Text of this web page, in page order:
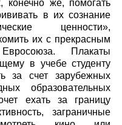
же, помогать
в их сознание
ценности»,
их с прекрасным
Плакаты
в учебе студенту
за счет зарубежных
образовательных
ехать за границу
заграничные